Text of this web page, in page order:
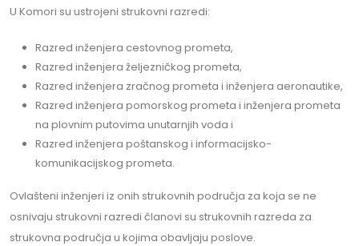
U Komori su ustrojeni strukovni razredi:
Razred inženjera cestovnog prometa,
Razred inženjera željezničkog prometa,
Razred inženjera zračnog prometa i inženjera aeronautike,
Razred inženjera pomorskog prometa i inženjera prometa
na plovnim putovima unutarnjih voda i
Razred inženjera poštanskog i informacijsko-
komunikacijskog prometa.
Ovlašteni inženjeri iz onih strukovnih područja za koja se ne
osnivaju strukovni razredi članovi su strukovnih razreda za
strukovna područja u kojima obavljaju poslove.